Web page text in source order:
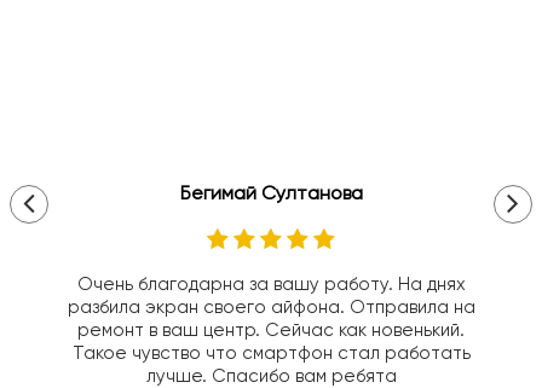
Бегимай Султанова
Очень благодарна за вашу работу. На днях
разбила экран своего айфона. Отправила на
ремонт в ваш центр. Сейчас как новенький.
Такое чувство что смартфон стал работать
лучше. Спасибо вам ребята